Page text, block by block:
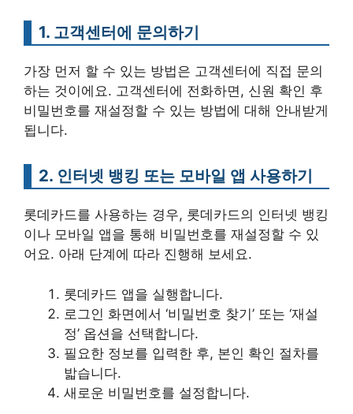
1. 고객센터에 문의하기
가장 먼저 할 수 있는 방법은 고객센터에 직접 문의
하는 것이에요. 고객센터에 전화하면, 신원 확인 후
비밀번호를 재설정할 수 있는 방법에 대해 안내받게
됩니다.
2. 인터넷 뱅킹 또는 모바일 앱 사용하기
롯데카드를 사용하는 경우, 롯데카드의 인터넷 뱅킹
이나 모바일 앱을 통해 비밀번호를 재설정할 수 있
어요. 아래 단계에 따라 진행해 보세요.
롯데카드 앱을 실행합니다.
로그인 화면에서 ‘비밀번호 찾기’ 또는 ‘재설
정’ 옵션을 선택합니다.
필요한 정보를 입력한 후, 본인 확인 절차를
밟습니다.
새로운 비밀번호를 설정합니다.